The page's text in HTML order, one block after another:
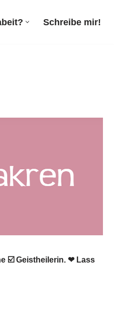
Schreibe mir!
☑️ Geistheilerin. ❤ Lass